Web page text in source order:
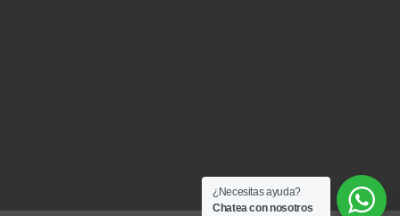
¿Necesitas ayuda?
Chatea con nosotros